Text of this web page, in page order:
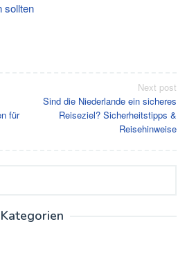
sollten
für
Next post
Sind die Niederlande ein sicheres
Reiseziel? Sicherheitstipps &
Reisehinweise
Kategorien